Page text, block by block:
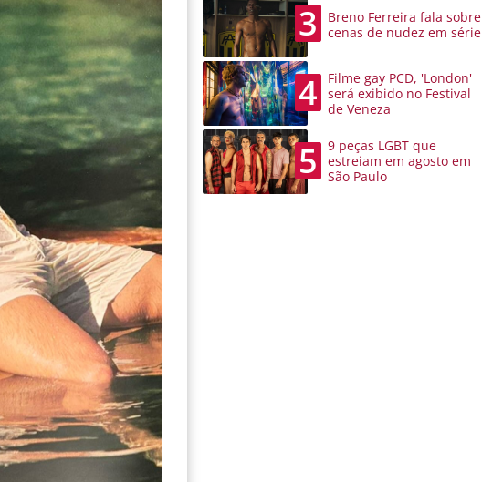
3
Breno Ferreira fala sobre
cenas de nudez em série
4
Filme gay PCD, 'London'
será exibido no Festival
de Veneza
5
9 peças LGBT que
estreiam em agosto em
São Paulo